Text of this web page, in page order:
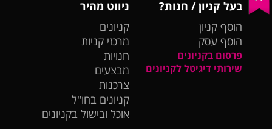
בעל קניון / חנות?
הוסף קניון
הוסף עסק
פרסום בקניונים
שירותי דיגיטל לקניונים
ניווט מהיר
קניונים
מרכזי קניות
חנויות
מבצעים
צרכנות
קניונים בחו"ל
אוכל ובישול בקניונים